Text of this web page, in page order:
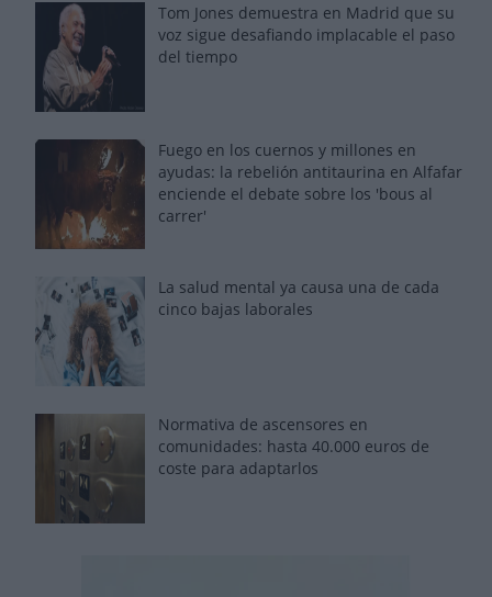
Tom Jones demuestra en Madrid que su
voz sigue desafiando implacable el paso
del tiempo
Fuego en los cuernos y millones en
ayudas: la rebelión antitaurina en Alfafar
enciende el debate sobre los 'bous al
carrer'
La salud mental ya causa una de cada
cinco bajas laborales
Normativa de ascensores en
comunidades: hasta 40.000 euros de
coste para adaptarlos